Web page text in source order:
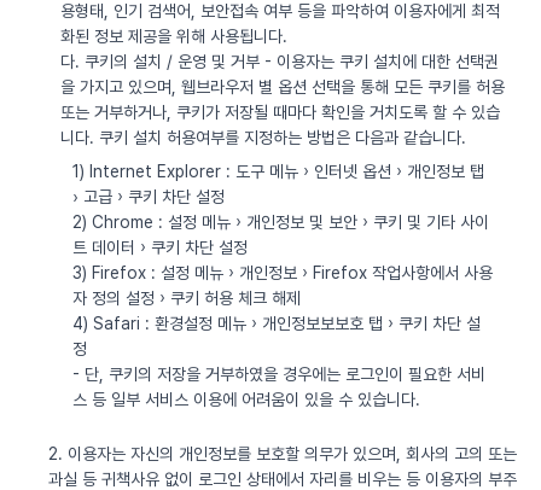
용형태, 인기 검색어, 보안접속 여부 등을 파악하여 이용자에게 최적
화된 정보 제공을 위해 사용됩니다.
다. 쿠키의 설치 / 운영 및 거부 - 이용자는 쿠키 설치에 대한 선택권
을 가지고 있으며, 웹브라우저 별 옵션 선택을 통해 모든 쿠키를 허용
또는 거부하거나, 쿠키가 저장될 때마다 확인을 거치도록 할 수 있습
니다. 쿠키 설치 허용여부를 지정하는 방법은 다음과 같습니다.
1) Internet Explorer : 도구 메뉴 › 인터넷 옵션 › 개인정보 탭
› 고급 › 쿠키 차단 설정
2) Chrome : 설정 메뉴 › 개인정보 및 보안 › 쿠키 및 기타 사이
트 데이터 › 쿠키 차단 설정
3) Firefox : 설정 메뉴 › 개인정보 › Firefox 작업사항에서 사용
자 정의 설정 › 쿠키 허용 체크 해제
4) Safari : 환경설정 메뉴 › 개인정보보보호 탭 › 쿠키 차단 설
정
- 단, 쿠키의 저장을 거부하였을 경우에는 로그인이 필요한 서비
스 등 일부 서비스 이용에 어려움이 있을 수 있습니다.
2. 이용자는 자신의 개인정보를 보호할 의무가 있으며, 회사의 고의 또는
과실 등 귀책사유 없이 로그인 상태에서 자리를 비우는 등 이용자의 부주